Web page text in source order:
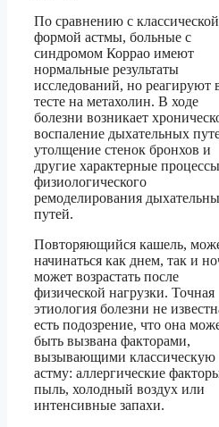
По сравнению с классической
формой астмы, больные с
синдромом Коррао имеют
нормальные результаты
исследований, но реагируют
тесте на метахолин. В ходе
болезни возникает
воспаление дыхательных
утолщение стенок бронхов и
другие характерные процессы
физиологического
ремоделирования
путей.
Повторяющийся кашель,
начинаться как днем, так и
может возрастать после
физической нагрузки. Точная
этиология болезни не
есть подозрение, что она
быть вызвана факторами,
вызывающими классическую
астму: аллергические
пыль, холодный воздух или
интенсивные запахи.